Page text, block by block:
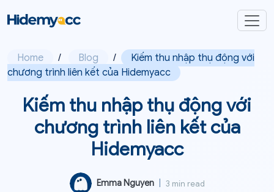
Home / Blog /
Kiếm thu nhập thụ động với
chương trình liên kết của Hidemyacc
Kiếm thu nhập thụ động với
chương trình liên kết của
Hidemyacc
Emma Nguyen 3 min read